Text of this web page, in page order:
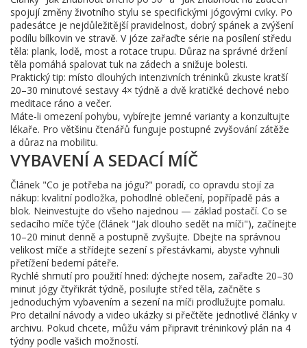
spojují změny životního stylu se specifickými jógovými cviky. Po
padesátce je nejdůležitější pravidelnost, dobrý spánek a zvýšení
podílu bílkovin ve stravě. V józe zařaďte série na posílení středu
těla: plank, lodě, most a rotace trupu. Důraz na správné držení
těla pomáhá spalovat tuk na zádech a snižuje bolesti.
Praktický tip: místo dlouhých intenzivních tréninků zkuste kratší
20–30 minutové sestavy 4× týdně a dvě kratičké dechové nebo
meditace ráno a večer.
Máte-li omezení pohybu, vybírejte jemné varianty a konzultujte
lékaře. Pro většinu čtenářů funguje postupné zvyšování zátěže
a důraz na mobilitu.
VYBAVENÍ A SEDACÍ MÍČ
Článek "Co je potřeba na jógu?" poradí, co opravdu stojí za
nákup: kvalitní podložka, pohodlné oblečení, popřípadě pás a
blok. Neinvestujte do všeho najednou — základ postačí. Co se
sedacího míče týče (článek "Jak dlouho sedět na míči"), začínejte
10–20 minut denně a postupně zvyšujte. Dbejte na správnou
velikost míče a střídejte sezení s přestávkami, abyste vyhnuli
přetížení bederní páteře.
Rychlé shrnutí pro použití hned: dýchejte nosem, zařaďte 20–30
minut jógy čtyřikrát týdně, posilujte střed těla, začněte s
jednoduchým vybavením a sezení na míči prodlužujte pomalu.
Pro detailní návody a video ukázky si přečtěte jednotlivé články v
archivu. Pokud chcete, můžu vám připravit tréninkový plán na 4
týdny podle vašich možností.